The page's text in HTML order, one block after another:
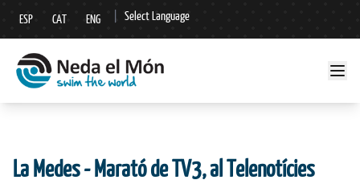
ESP CAT ENG Select Language
▼
La Medes - Marató de TV3, al Telenotícies